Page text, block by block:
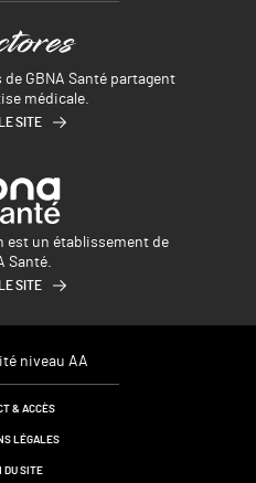
GBNA Santé partagent
médicale.
SITE
est un établissement de
Santé.
SITE
niveau AA
& ACCÈS
LÉGALES
DU SITE